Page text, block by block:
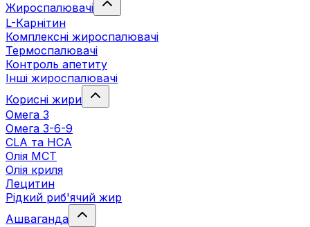
Жироспалювачі
L-Карнітин
Комплексні жироспалювачі
Термоспалювачі
Контроль апетиту
Інші жироспалювачі
Корисні жири
Омега 3
Омега 3-6-9
CLA та HCA
Олія МСТ
Олія криля
Лецитин
Рідкий риб'ячий жир
Ашваганда